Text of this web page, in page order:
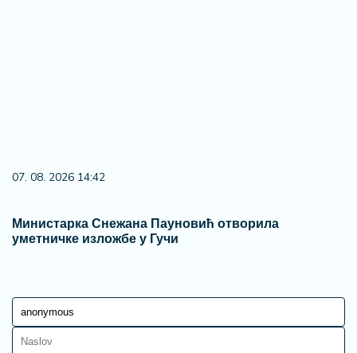
07. 08. 2026 14:42
Министарка Снежана Пауновић отворила
уметничке изложбе у Гучи